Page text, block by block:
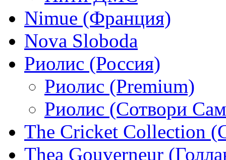
Nimue (Франция)
Nova Sloboda
Риолис (Россия)
Риолис (Premium)
Риолис (Сотвори
The Cricket Collection
Thea Gouverneur